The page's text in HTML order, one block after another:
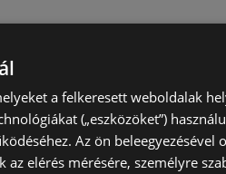
a felkeresett weboldalak
(„eszközöket”)
Az ön beleegyezésével
elérés mérésére, személyre